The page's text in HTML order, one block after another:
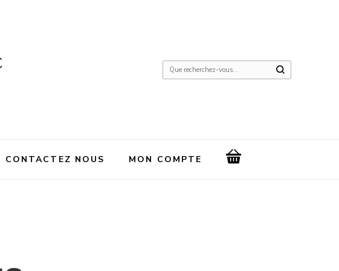
Vous
CONTACTEZ NOUS MON COMPTE